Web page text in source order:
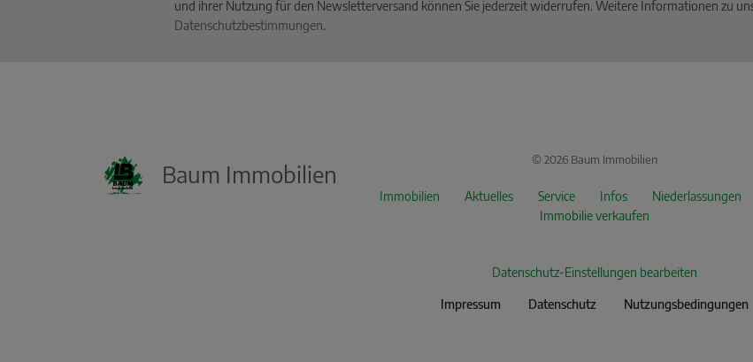
und ihrer Nutzung für den Newsletterversand können Sie jederzeit widerrufen. Weitere Informationen zu
Datenschutzbestimmungen.
Baum Immobilien © 2026 Baum Immobilien
Immobilien Aktuelles Service Infos Niederlassungen
Immobilie verkaufen
Datenschutz-Einstellungen bearbeiten
Impressum Datenschutz Nutzungsbedingungen